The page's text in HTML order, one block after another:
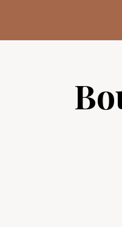
contenu